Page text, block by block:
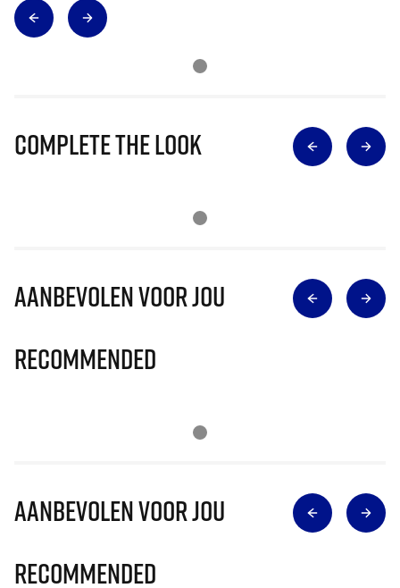
Complete The Look
Aanbevolen voor jou
Recommended
Aanbevolen voor jou
Recommended